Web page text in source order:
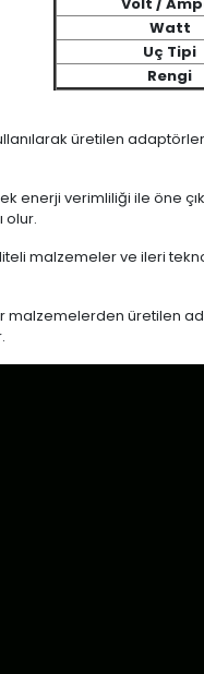
Watt
Uç Tipi
Rengi
üretilen
enerji verimliliği ile öne
olur.
malzemeler ve ileri
üretilen